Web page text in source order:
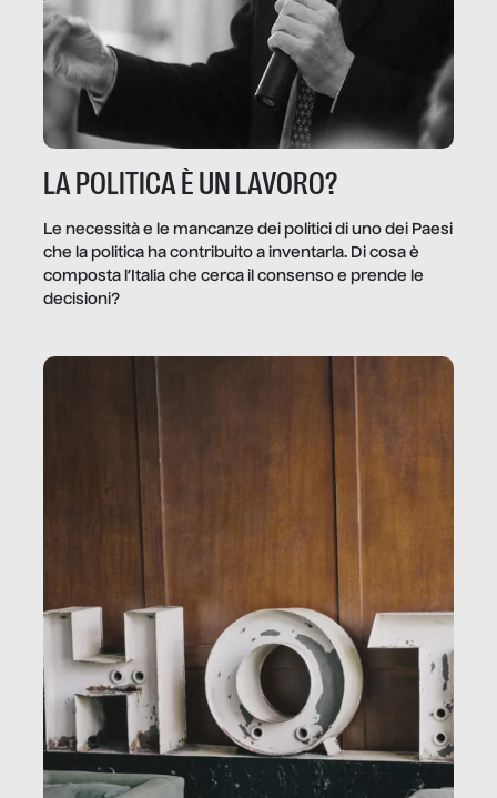
LA POLITICA È UN LAVORO?
Le necessità e le mancanze dei politici di uno dei Paesi
che la politica ha contribuito a inventarla. Di cosa è
composta l’Italia che cerca il consenso e prende le
decisioni?